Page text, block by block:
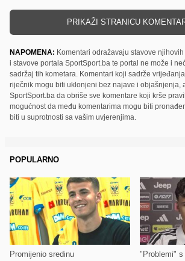
PRIKAŽI STRANICU
NAPOMENA: Komentari odražavaju stavove
i stavove portala SportSport.ba te portal ne može i
sadržaj tih kometara. Komentari koji sadrže
riječnik mogu biti uklonjeni bez najave i objašnjenja,
SportSport.ba da obriše sve komentare koji krše
mogućnost da među komentarima mogu biti
biti u suprotnosti sa vašim uvjerenjima.
POPULARNO
Promijenio sredinu "Problemi" s